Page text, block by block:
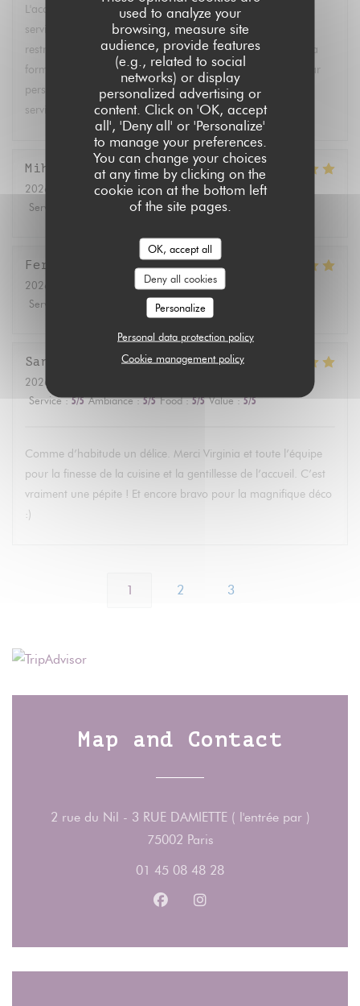
used to analyze your
browsing, measure site
audience, provide features
(e.g., related to social
networks) or display
personalized advertising or
content. Click on 'OK, accept
all', 'Deny all' or 'Personalize'
to manage your preferences.
You can change your choices
at any time by clicking on the
cookie icon at the bottom left
of the site pages.
OK, accept all
Deny all cookies
Personalize
Personal data protection policy
Cookie management policy
L'accueil était parfait, nous avons eu une grande table, le
service était rapide, et ils ont su s'adapter à toutes les
restrictions alimentaires ! Le seul bémol je trouve c'est que la
formule fixe que nous avons eue était un peu chère (24€ par
personne) par rapport à la quantité et la diversité des plats
servis. Mais c'était vraiment super bon !
Mihoko
2026-07-17
- 19:00 - Guests 3
Service
Ambiance: 5/5 Food: 5/5 Value
Fernando
2026-07-11
- 12:30 - Guests 2
Service
5 Food 5 Value
Sandrine
2026-07-11
Service: 5/5 Ambiance: 5/5 Food: 5/5 Value: 5/5
Comme d’habitude un délice. Merci Virginia et toute l’équipe
pour la finesse de la cuisine et la gentillesse de l’accueil. C’est
vraiment une pépite ! Et encore bravo pour la magnifique déco
:)
1 2 3
Map and Contact
2 rue du Nil - 3 RUE DAMIETTE ( l'entrée par )
75002 Paris((opens in a new
01 45 08 48 28
Facebook ((opens in a new
Instagram ((opens in a